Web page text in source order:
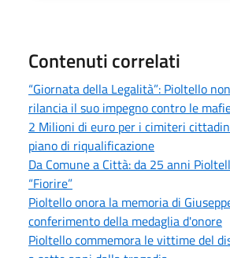
Contenuti correlati
“Giornata della Legalità”: Pioltello
rilancia il suo impegno contro le
2 Milioni di euro per i cimiteri
piano di riqualificazione
Da Comune a Città: da 25 anni
“Fiorire”
Pioltello onora la memoria di
conferimento della medaglia d'onore
Pioltello commemora le vittime del